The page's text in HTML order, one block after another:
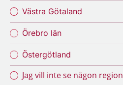
Västra Götaland
Örebro län
Östergötland
Jag vill inte se någon